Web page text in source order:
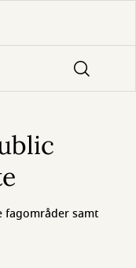
fagområder samt